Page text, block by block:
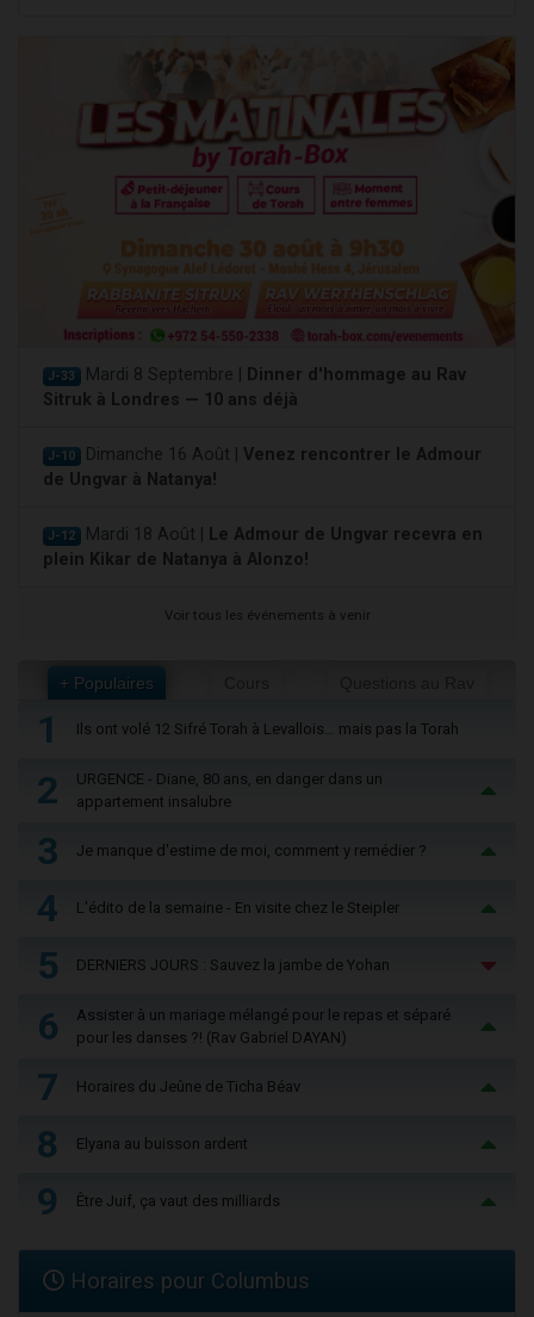
J-33 Mardi 8 Septembre |
Dinner d'hommage au Rav
Sitruk à Londres — 10 ans déjà
J-10 Dimanche 16 Août | Venez rencontrer le Admour
de Ungvar à Natanya!
J-12 Mardi 18 Août |
Le Admour de Ungvar recevra en
plein Kikar de Natanya à Alonzo!
Voir tous les événements à venir
+ Populaires
1 Ils ont volé 12 Sifré Torah à Levallois… mais pas la Torah
2
URGENCE - Diane, 80 ans, en danger dans un
appartement insalubre
3 Je manque d'estime de moi, comment y remédier ?
4 L'édito de la semaine - En visite chez le Steipler
5 DERNIERS JOURS : Sauvez la jambe de Yohan
6
Assister à un mariage mélangé pour le repas et séparé
pour les danses ?! (Rav Gabriel DAYAN)
7 Horaires du Jeûne de Ticha Béav
8 Elyana au buisson ardent
9 Être Juif, ça vaut des milliards
Horaires pour Columbus